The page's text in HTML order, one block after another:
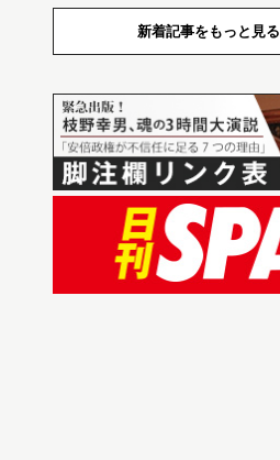
新着記事をもっと見る